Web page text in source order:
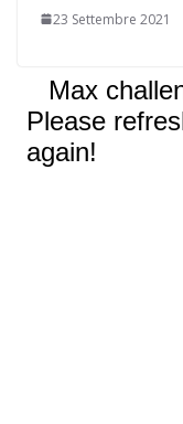
23 Settembre 2021